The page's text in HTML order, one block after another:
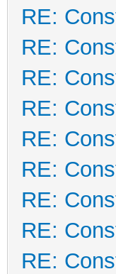
RE:
RE:
RE:
RE:
RE:
RE:
RE:
RE:
RE: